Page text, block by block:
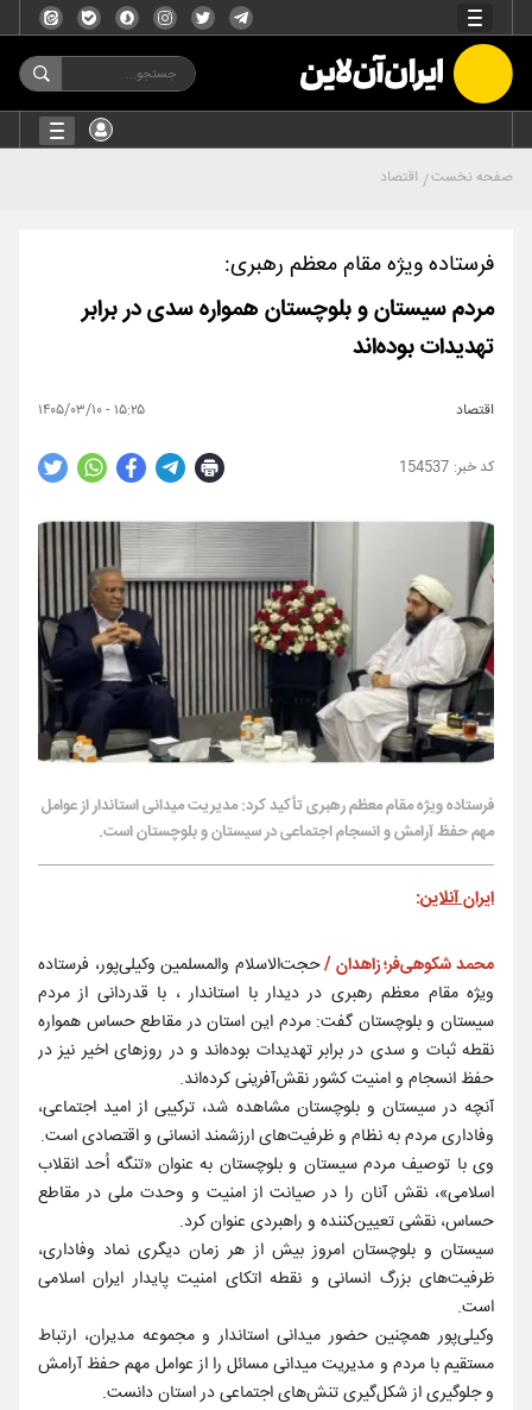
صفحه نخست اقتصاد
فرستاده ویژه مقام معظم رهبری:
مردم سیستان و بلوچستان همواره سدی در برابر
تهدیدات بوده‌اند
اقتصاد ۱۵:۲۵ - ۱۴۰۵/۰۳/۱۰
154537
فرستاده ویژه مقام معظم رهبری تأکید کرد: مدیریت میدانی استاندار از عوامل
مهم حفظ آرامش و انسجام اجتماعی در سیستان و بلوچستان است.
ایران آنلاین:
محمد شکوهی‌فر؛ زاهدان /حجت‌الاسلام والمسلمین وکیلی‌پور، فرستاده
ویژه مقام معظم رهبری در دیدار با استاندار ، با قدردانی از مردم
سیستان و بلوچستان گفت: مردم این استان در مقاطع حساس همواره
نقطه ثبات و سدی در برابر تهدیدات بوده‌اند و در روزهای اخیر نیز در
حفظ انسجام و امنیت کشور نقش‌آفرینی کرده‌اند.
آنچه در سیستان و بلوچستان مشاهده شد، ترکیبی از امید اجتماعی،
وفاداری مردم به نظام و ظرفیت‌های ارزشمند انسانی و اقتصادی است.
وی با توصیف مردم سیستان و بلوچستان به عنوان «تنگه اُحد انقلاب
اسلامی»، نقش آنان را در صیانت از امنیت و وحدت ملی در مقاطع
حساس، نقشی تعیین‌کننده و راهبردی عنوان کرد.
سیستان و بلوچستان امروز بیش از هر زمان دیگری نماد وفاداری،
ظرفیت‌های بزرگ انسانی و نقطه اتکای امنیت پایدار ایران اسلامی
است.
وکیلی‌پور همچنین حضور میدانی استاندار و مجموعه مدیران، ارتباط
مستقیم با مردم و مدیریت میدانی مسائل را از عوامل مهم حفظ آرامش
و جلوگیری از شکل‌گیری تنش‌های اجتماعی در استان دانست.